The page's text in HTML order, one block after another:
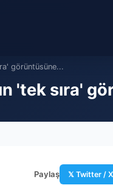
görüntüsüne...
'tek sıra'
Paylaş 𝕏 Twitter / X